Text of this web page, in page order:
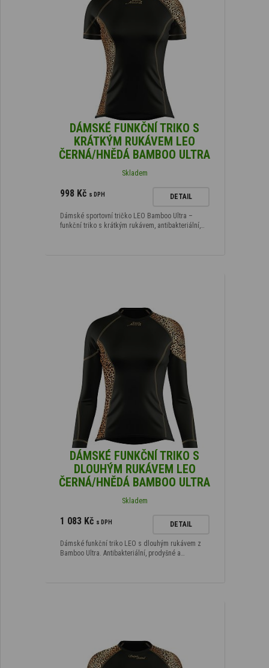
DÁMSKÉ FUNKČNÍ TRIKO S
KRÁTKÝM RUKÁVEM LEO
ČERNÁ/HNĚDÁ BAMBOO ULTRA
Skladem
998 Kč s DPH DETAIL
Dámské sportovní tričko LEO Bamboo Ultra –
funkční triko s krátkým rukávem, antibakteriální,…
DÁMSKÉ FUNKČNÍ TRIKO S
DLOUHÝM RUKÁVEM LEO
ČERNÁ/HNĚDÁ BAMBOO ULTRA
Skladem
1 083 Kč s DPH DETAIL
Dámské funkční triko LEO s dlouhým rukávem z
Bamboo Ultra. Antibakteriální, prodyšné a…